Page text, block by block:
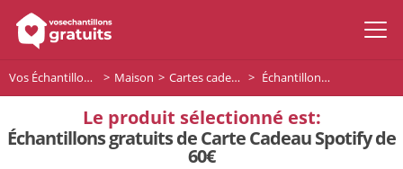
Vos Échantillons Gratuits Maison Cartes cadeaux Échantillons gratuits de Carte Cadeau Spotify de 60€
Le produit sélectionné est:
Échantillons gratuits de Carte Cadeau Spotify de
60€